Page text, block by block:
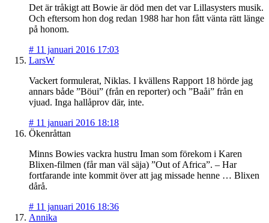
Det är tråkigt att Bowie är död men det var Lillasysters musik.
Och eftersom hon dog redan 1988 har hon fått vänta rätt länge
på honom.
# 11 januari 2016 17:03
LarsW
Vackert formulerat, Niklas. I kvällens Rapport 18 hörde jag
annars både ”Böui” (från en reporter) och ”Baåi” från en
vjuad. Inga hallåprov där, inte.
# 11 januari 2016 18:18
Ökenråttan
Minns Bowies vackra hustru Iman som förekom i Karen
Blixen-filmen (får man väl säja) ”Out of Africa”. – Har
fortfarande inte kommit över att jag missade henne … Blixen
dårå.
# 11 januari 2016 18:36
Annika